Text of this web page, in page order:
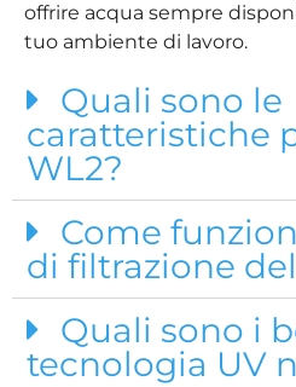
offrire acqua sempre
tuo ambiente di lavoro.
Quali sono le
caratteristiche
WL2?
Come
di filtrazione
Quali sono i
tecnologia UV